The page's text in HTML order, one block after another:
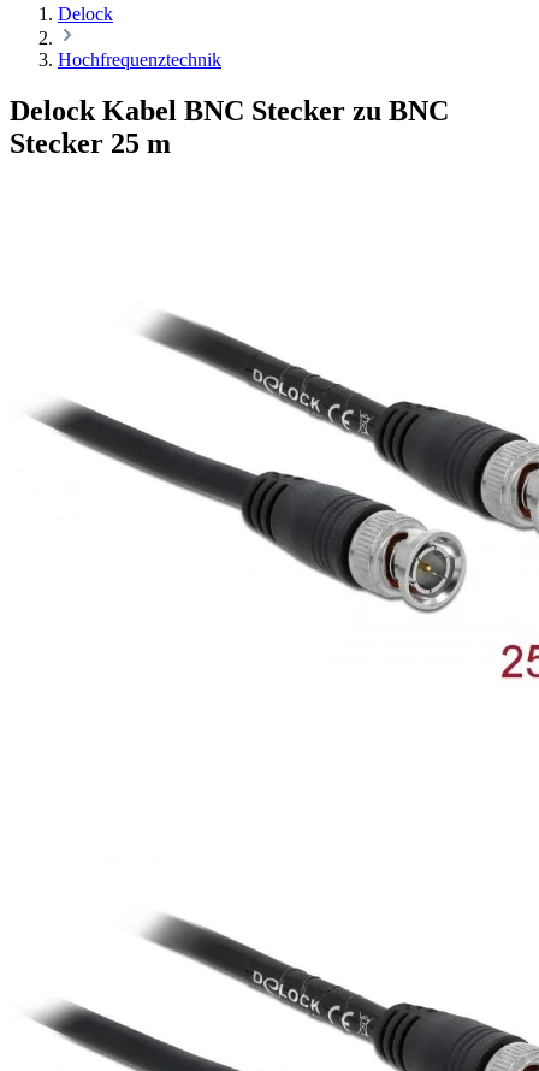
Delock
Hochfrequenztechnik
Delock Kabel BNC Stecker zu BNC
Stecker 25 m